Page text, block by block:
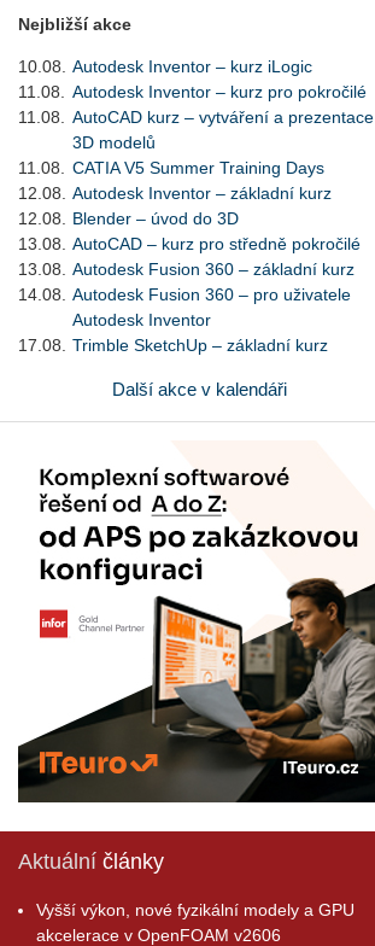
Nejbližší akce
10.08.
Autodesk Inventor – kurz iLogic
11.08.
Autodesk Inventor – kurz pro pokročilé
11.08.
AutoCAD kurz – vytváření a prezentace
3D modelů
11.08.
CATIA V5 Summer Training Days
12.08.
Autodesk Inventor – základní kurz
12.08.
Blender – úvod do 3D
13.08.
AutoCAD – kurz pro středně pokročilé
13.08.
Autodesk Fusion 360 – základní kurz
14.08.
Autodesk Fusion 360 – pro uživatele
Autodesk Inventor
17.08.
Trimble SketchUp – základní kurz
Další akce v kalendáři
Aktuální články
Vyšší výkon, nové fyzikální modely a GPU
akcelerace v OpenFOAM v2606